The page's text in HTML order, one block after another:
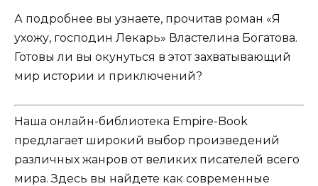
А подробнее вы узнаете, прочитав роман «Я
ухожу, господин Лекарь» Властелина Богатова.
Готовы ли вы окунуться в этот захватывающий
мир истории и приключений?
Наша онлайн-библиотека Empire-Book
предлагает широкий выбор произведений
различных жанров от великих писателей всего
мира. Здесь вы найдете как современные